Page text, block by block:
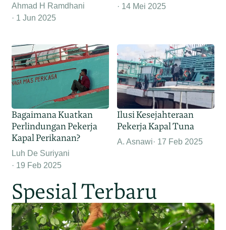
Ahmad H Ramdhani
1 Jun 2025
14 Mei 2025
Bagaimana Kuatkan
Perlindungan Pekerja
Kapal Perikanan?
Luh De Suriyani
19 Feb 2025
Ilusi Kesejahteraan
Pekerja Kapal Tuna
A. Asnawi 17 Feb 2025
Spesial Terbaru